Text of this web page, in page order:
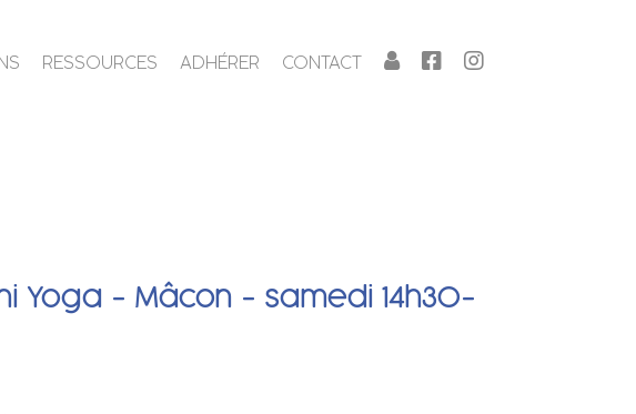
RESSOURCES ADHÉRER CONTACT
Yoga - Mâcon - samedi 14h30-